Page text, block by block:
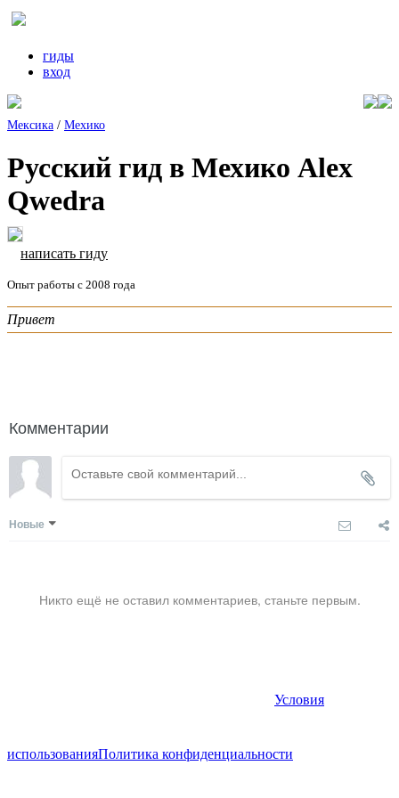
гиды
вход
Мексика / Мехико
Русский гид в Мехико Alex
Qwedra
написать гиду
Опыт работы с 2008 года
Привет
Комментарии
Новые
Никто ещё не оставил комментариев, станьте первым.
Условия
использованияПолитика конфиденциальности